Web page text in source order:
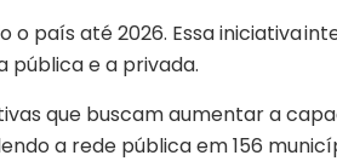
até 2026. Essa iniciativa
pública e a privada.
que buscam aumentar a
a rede pública em 156